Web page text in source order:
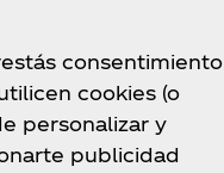
consentimiento
cookies (o
personalizar y
publicidad